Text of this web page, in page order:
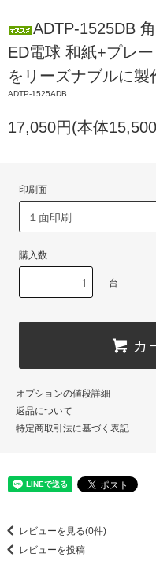
ADTP-1525DB
ED電球 和紙+プレ
をリーズナブルに製
ADTP-1525ADB
17,050円(本体
印刷面
購入数
台
カ
オプションの値段詳細
返品について
特定商取引法に基づく表記
レビューを見る(0件)
レビューを投稿